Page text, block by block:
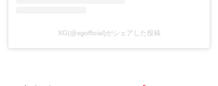
XG(@xgofficial)がシェアした投稿